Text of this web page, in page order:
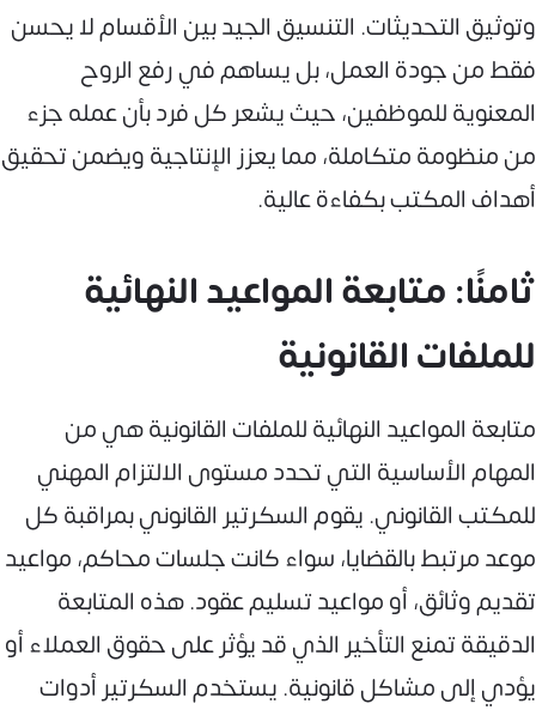
وتوثيق التحديثات. التنسيق الجيد بين الأقسام لا يحسن
فقط من جودة العمل، بل يساهم في رفع الروح
المعنوية للموظفين، حيث يشعر كل فرد بأن عمله جزء
من منظومة متكاملة، مما يعزز الإنتاجية ويضمن تحقيق
أهداف المكتب بكفاءة عالية.
ثامنًا: متابعة المواعيد النهائية
للملفات القانونية
متابعة المواعيد النهائية للملفات القانونية هي من
المهام الأساسية التي تحدد مستوى الالتزام المهني
للمكتب القانوني. يقوم السكرتير القانوني بمراقبة كل
موعد مرتبط بالقضايا، سواء كانت جلسات محاكم، مواعيد
تقديم وثائق، أو مواعيد تسليم عقود. هذه المتابعة
الدقيقة تمنع التأخير الذي قد يؤثر على حقوق العملاء أو
يؤدي إلى مشاكل قانونية. يستخدم السكرتير أدوات